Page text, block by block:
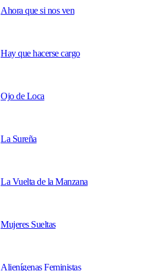
Ahora que si nos ven
Hay que hacerse cargo
Ojo de Loca
La Sureña
La Vuelta de la Manzana
Mujeres Sueltas
Alienígenas Feministas